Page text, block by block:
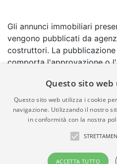
Gli annunci immobiliari
vengono pubblicati da
costruttori. La
comporta l'approvazione o
garanzia da parte di
quindi non è responsabile
correttezza, della
materia di privacy e/o di
suddetti annunci.
© Copyright 2007 - 2026
Questo sito
Questo sito web utilizza i cookie
navigazione. Utilizzando il nostro
in conformità con la nostra
ACCETTA TUTTO